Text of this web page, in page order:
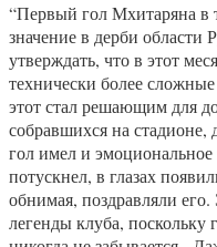
“Первый гол Мхитаряна в
значение в дерби
утверждать, что в этот
технически более
этот стал решающим для
собравшихся на
гол имел и эмоциональное
потускнел, в глазах
обнимая, поздравляли
легенды клуба,